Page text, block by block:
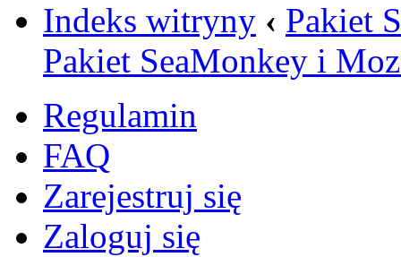
Indeks witryny ‹ Pakiet
Pakiet SeaMonkey i
Regulamin
FAQ
Zarejestruj się
Zaloguj się